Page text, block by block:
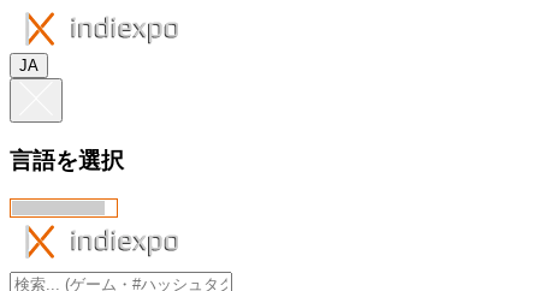
JA
言語を選択